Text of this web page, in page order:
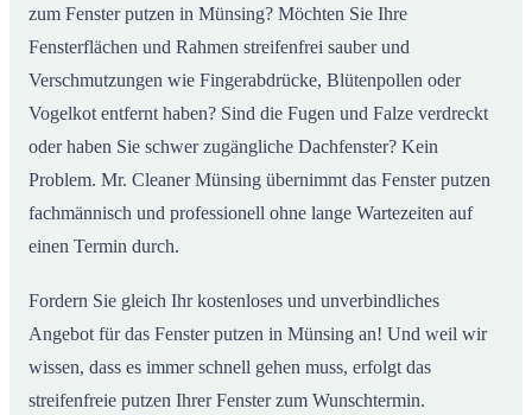
zum Fenster putzen in Münsing? Möchten Sie Ihre
Fensterflächen und Rahmen streifenfrei sauber und
Verschmutzungen wie Fingerabdrücke, Blütenpollen oder
Vogelkot entfernt haben? Sind die Fugen und Falze verdreckt
oder haben Sie schwer zugängliche Dachfenster? Kein
Problem. Mr. Cleaner Münsing übernimmt das Fenster putzen
fachmännisch und professionell ohne lange Wartezeiten auf
einen Termin durch.
Fordern Sie gleich Ihr kostenloses und unverbindliches
Angebot für das Fenster putzen in Münsing an! Und weil wir
wissen, dass es immer schnell gehen muss, erfolgt das
streifenfreie putzen Ihrer Fenster zum Wunschtermin.